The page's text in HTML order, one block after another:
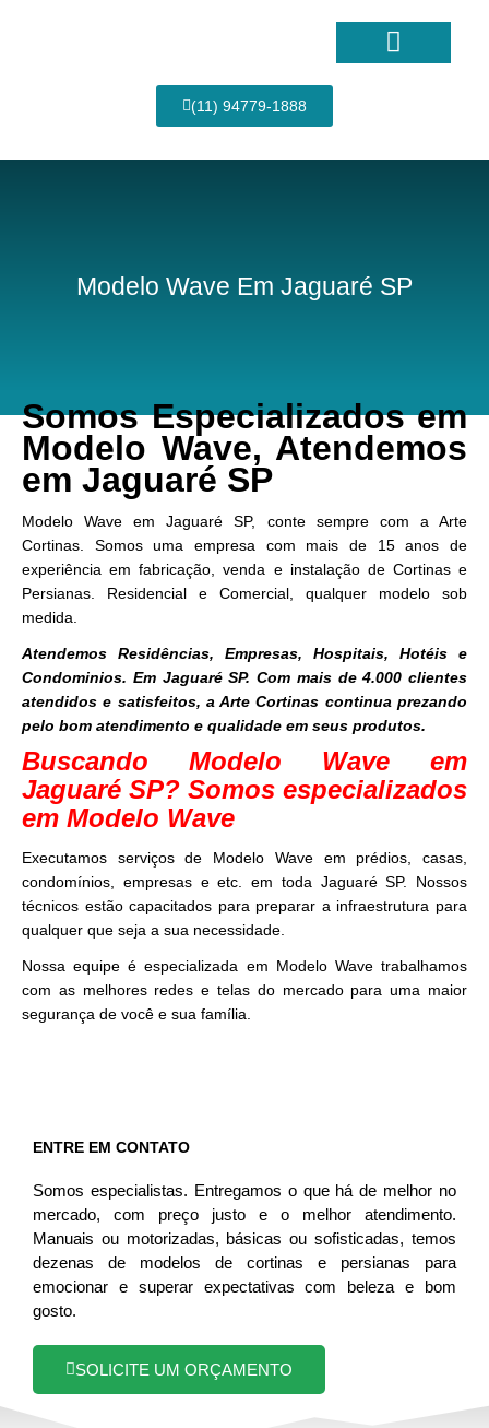
(11) 94779-1888
Modelo Wave Em Jaguaré SP
Somos Especializados em
Modelo Wave, Atendemos
em Jaguaré SP
Modelo Wave em Jaguaré SP, conte sempre com a Arte
Cortinas. Somos uma empresa com mais de 15 anos de
experiência em fabricação, venda e instalação de Cortinas e
Persianas. Residencial e Comercial, qualquer modelo sob
medida.
Atendemos Residências, Empresas, Hospitais, Hotéis e
Condominios. Em Jaguaré SP. Com mais de 4.000 clientes
atendidos e satisfeitos, a Arte Cortinas continua prezando
pelo bom atendimento e qualidade em seus produtos.
Buscando Modelo Wave em
Jaguaré SP? Somos especializados
em Modelo Wave
Executamos serviços de Modelo Wave em prédios, casas,
condomínios, empresas e etc. em toda Jaguaré SP. Nossos
técnicos estão capacitados para preparar a infraestrutura para
qualquer que seja a sua necessidade.
Nossa equipe é especializada em Modelo Wave trabalhamos
com as melhores redes e telas do mercado para uma maior
segurança de você e sua família.
ENTRE EM CONTATO
Somos especialistas. Entregamos o que há de melhor no
mercado, com preço justo e o melhor atendimento.
Manuais ou motorizadas, básicas ou sofisticadas, temos
dezenas de modelos de cortinas e persianas para
emocionar e superar expectativas com beleza e bom
gosto.
SOLICITE UM ORÇAMENTO